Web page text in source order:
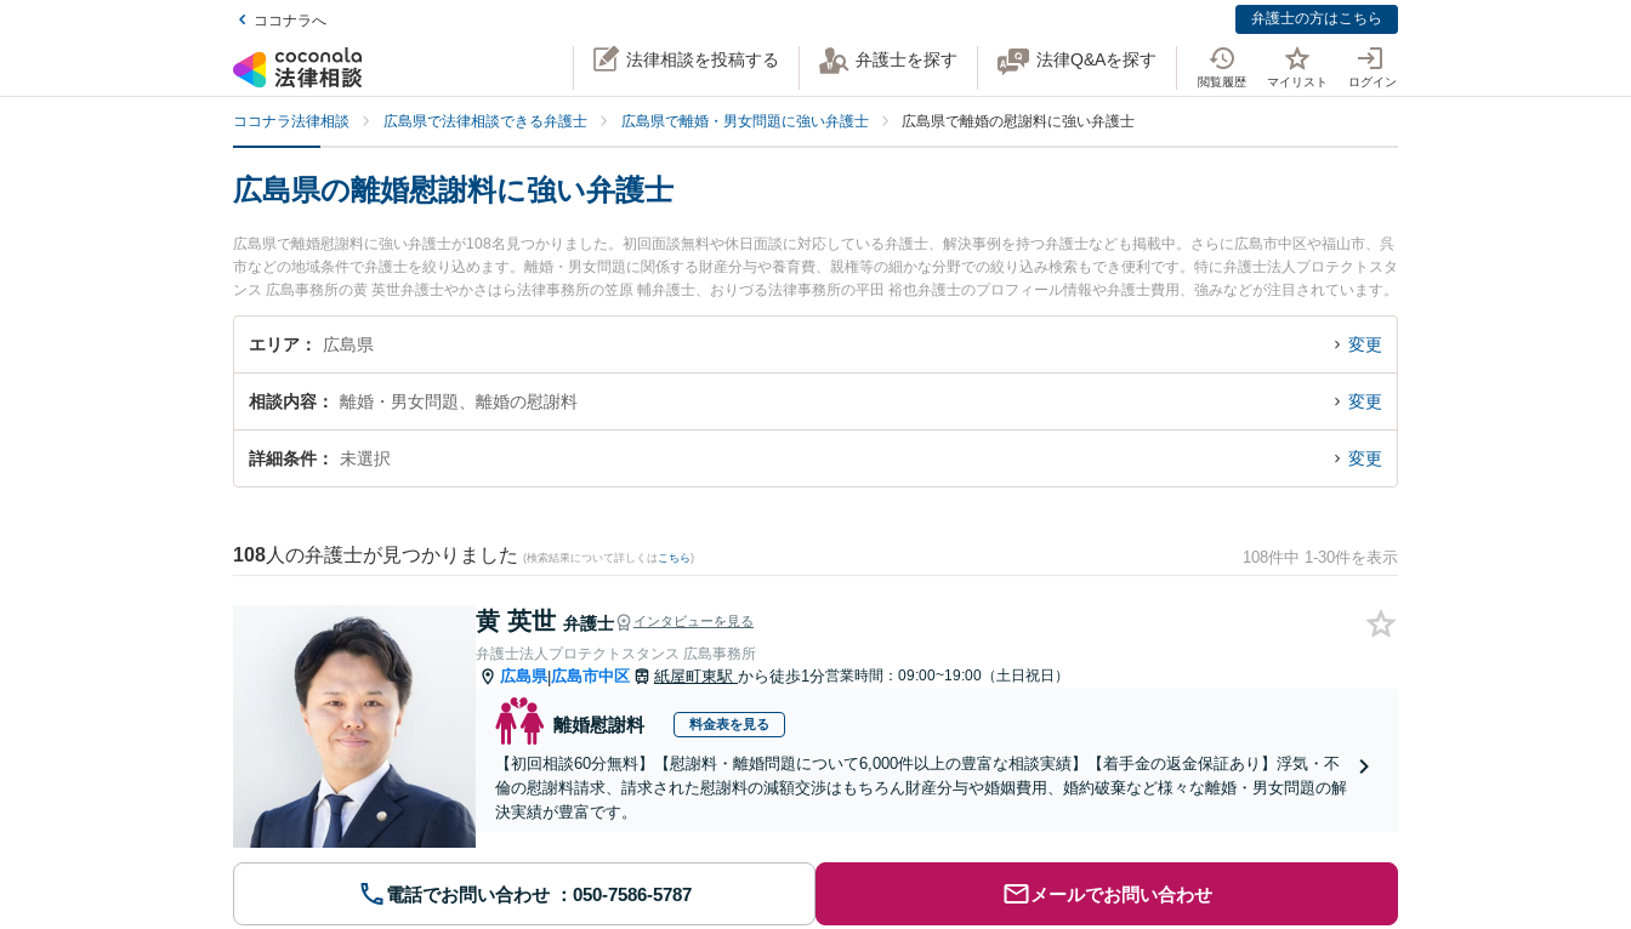
ココナラへ 弁護士の方はこちら
法律相談を投稿する 弁護士を探す 法律Q&Aを探す
閲覧履歴 マイリスト ログイン
ココナラ法律相談 広島県で法律相談できる弁護士 広島県で離婚・男女問題に強い弁護士 広島県で離婚の慰謝料に強い弁護士
広島県の離婚慰謝料に強い弁護士
広島県で離婚慰謝料に強い弁護士が108名見つかりました。初回面談無料や休日面談に対応している弁護士、解決事例を持つ弁護士なども掲載中。さらに広島市中区や福山市、呉
市などの地域条件で弁護士を絞り込めます。離婚・男女問題に関係する財産分与や養育費、親権等の細かな分野での絞り込み検索もでき便利です。特に弁護士法人プロテクトスタ
ンス 広島事務所の黄 英世弁護士やかさはら法律事務所の笠原 輔弁護士、おりづる法律事務所の平田 裕也弁護士のプロフィール情報や弁護士費用、強みなどが注目されています。
『広島県で土日や夜間に発生した離婚慰謝料のトラブルを今すぐに弁護士に相談したい』『離婚慰謝料のトラブル解決の実績豊富な近くの弁護士を検索したい』『初回相談無料で
離婚慰謝料を法律相談できる広島県内の弁護士に相談予約したい』などでお困りの相談者さんにおすすめです。
エリア 広島県 変更
相談内容 離婚・男女問題、離婚の慰謝料 変更
詳細条件 未選択 変更
108 人の弁護士が見つかりました (検索結果について詳しくは こちら) 108件中 1-30件を表示
黄 英世 弁護士 インタビューを見る
弁護士法人プロテクトスタンス 広島事務所
広島県|広島市中区 紙屋町東駅 から徒歩1分営業時間：09:00~19:00（土日祝日）
離婚慰謝料 料金表を見る
【初回相談60分無料】【慰謝料・離婚問題について6,000件以上の豊富な相談実績】【着手金の返金保証あり】浮気・不
倫の慰謝料請求、請求された慰謝料の減額交渉はもちろん財産分与や婚姻費用、婚約破棄など様々な離婚・男女問題の解
決実績が豊富です。
電話でお問い合わせ メールでお問い合わせ